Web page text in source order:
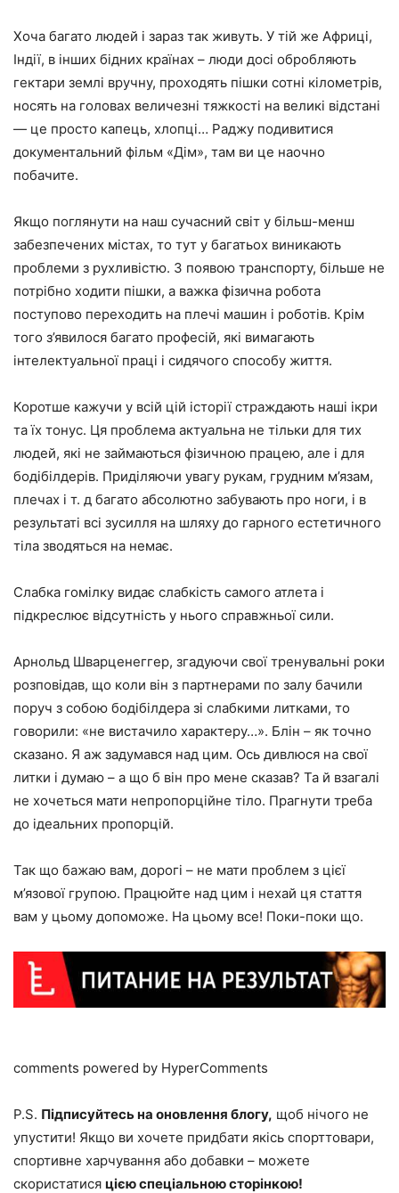
Хоча багато людей і зараз так живуть. У тій же Африці,
Індії, в інших бідних країнах – люди досі обробляють
гектари землі вручну, проходять пішки сотні кілометрів,
носять на головах величезні тяжкості на великі відстані
— це просто капець, хлопці… Раджу подивитися
документальний фільм «Дім», там ви це наочно
побачите.
Якщо поглянути на наш сучасний світ у більш-менш
забезпечених містах, то тут у багатьох виникають
проблеми з рухливістю. З появою транспорту, більше не
потрібно ходити пішки, а важка фізична робота
поступово переходить на плечі машин і роботів. Крім
того з’явилося багато професій, які вимагають
інтелектуальної праці і сидячого способу життя.
Коротше кажучи у всій цій історії страждають наші ікри
та їх тонус. Ця проблема актуальна не тільки для тих
людей, які не займаються фізичною працею, але і для
бодібілдерів. Приділяючи увагу рукам, грудним м’язам,
плечах і т. д багато абсолютно забувають про ноги, і в
результаті всі зусилля на шляху до гарного естетичного
тіла зводяться на немає.
Слабка гомілку видає слабкість самого атлета і
підкреслює відсутність у нього справжньої сили.
Арнольд Шварценеггер, згадуючи свої тренувальні роки
розповідав, що коли він з партнерами по залу бачили
поруч з собою бодібілдера зі слабкими литками, то
говорили: «не вистачило характеру…». Блін – як точно
сказано. Я аж задумався над цим. Ось дивлюся на свої
литки і думаю – а що б він про мене сказав? Та й взагалі
не хочеться мати непропорційне тіло. Прагнути треба
до ідеальних пропорцій.
Так що бажаю вам, дорогі – не мати проблем з цієї
м’язової групою. Працюйте над цим і нехай ця стаття
вам у цьому допоможе. На цьому все! Поки-поки що.
comments powered by HyperComments
P.S. Підписуйтесь на оновлення блогу, щоб нічого не
упустити! Якщо ви хочете придбати якісь спорттовари,
спортивне харчування або добавки – можете
скористатися цією спеціальною сторінкою!